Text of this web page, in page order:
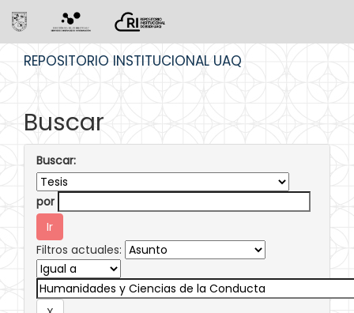
REPOSITORIO INSTITUCIONAL UAQ
Buscar
Buscar:
por
Filtros actuales: